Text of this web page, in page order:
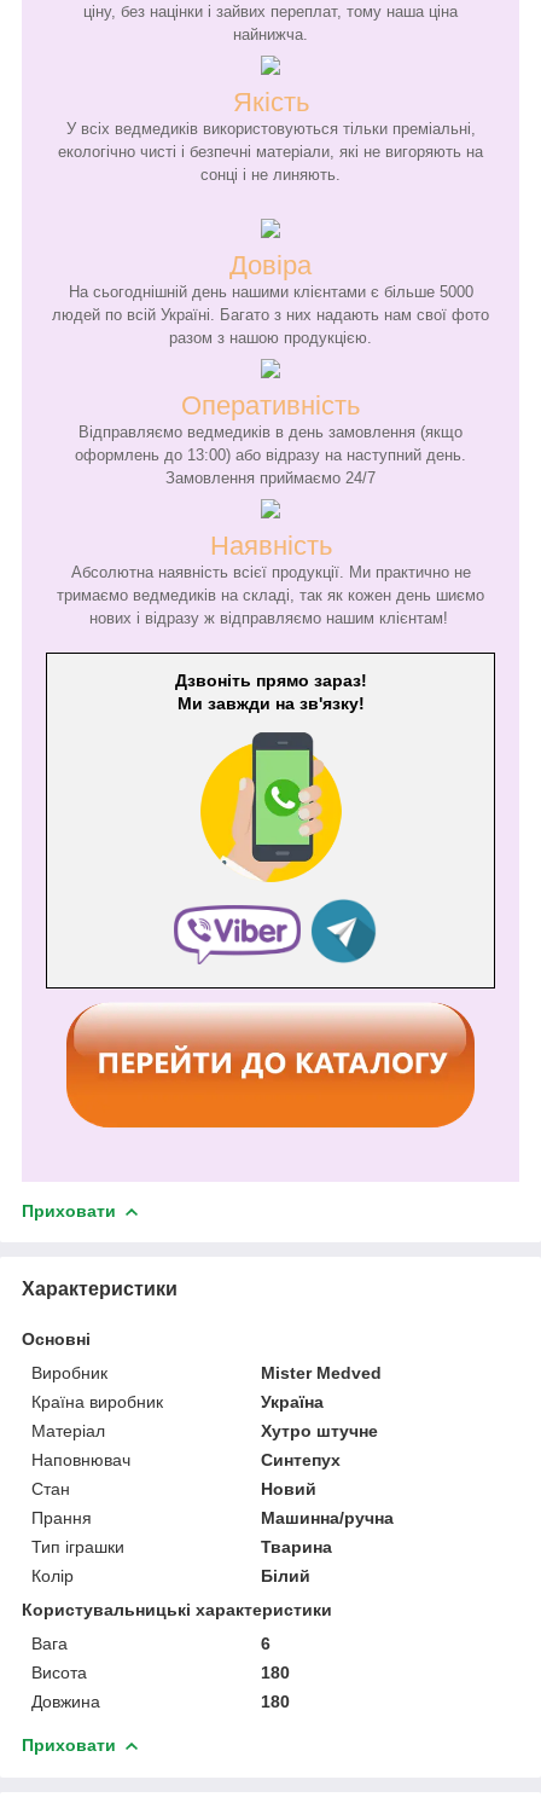
ціну, без націнки і зайвих переплат, тому наша ціна
найнижча.
Якість
У всіх ведмедиків використовуються тільки преміальні,
екологічно чисті і безпечні матеріали, які не вигоряють на
сонці і не линяють.
Довіра
На сьогоднішній день нашими клієнтами є більше 5000
людей по всій Україні. Багато з них надають нам свої фото
разом з нашою продукцією.
Оперативність
Відправляємо ведмедиків в день замовлення (якщо
оформлень до 13:00) або відразу на наступний день.
Замовлення приймаємо 24/7
Наявність
Абсолютна наявність всієї продукції. Ми практично не
тримаємо ведмедиків на складі, так як кожен день шиємо
нових і відразу ж відправляємо нашим клієнтам!
Дзвоніть прямо зараз!
Ми завжди на зв'язку!
Приховати
Характеристики
Основні
Виробник
Mister Medved
Країна виробник
Україна
Матеріал
Хутро штучне
Наповнювач
Синтепух
Стан
Новий
Прання
Машинна/ручна
Тип іграшки
Тварина
Колір
Білий
Користувальницькі характеристики
Вага
6
Висота
180
Довжина
180
Приховати